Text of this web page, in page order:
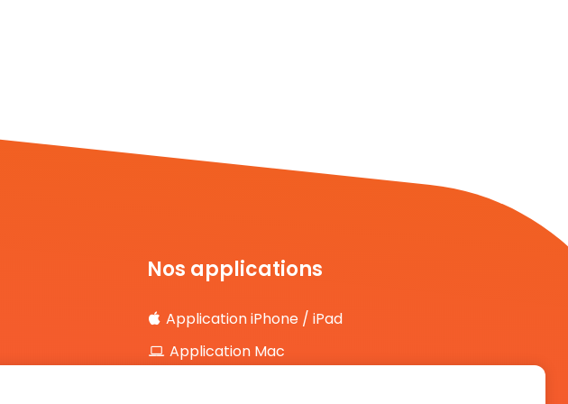
Nos applications
Application iPhone / iPad
Application Mac